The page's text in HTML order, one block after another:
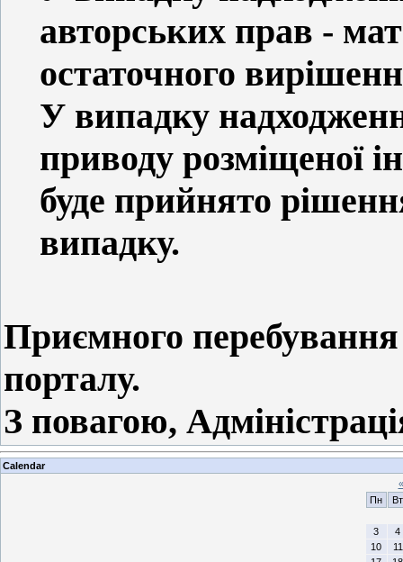
авторських прав -
остаточного
У випадку
приводу розміщеної
буде прийнято
випадку.
Приємного
порталу.
З повагою,
Calendar
«
Пн
Вт
3
4
10
11